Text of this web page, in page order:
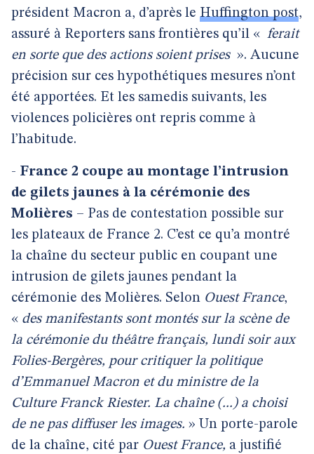
président Macron a, d’après le Huffington post,
assuré à Reporters sans frontières qu’il « ferait
en sorte que des actions soient prises ». Aucune
précision sur ces hypothétiques mesures n’ont
été apportées. Et les samedis suivants, les
violences policières ont repris comme à
l’habitude.
- France 2 coupe au montage l’intrusion
de gilets jaunes à la cérémonie des
Molières – Pas de contestation possible sur
les plateaux de France 2. C’est ce qu’a montré
la chaîne du secteur public en coupant une
intrusion de gilets jaunes pendant la
cérémonie des Molières. Selon Ouest France,
« des manifestants sont montés sur la scène de
la cérémonie du théâtre français, lundi soir aux
Folies-Bergères, pour critiquer la politique
d’Emmanuel Macron et du ministre de la
Culture Franck Riester. La chaîne (...) a choisi
de ne pas diffuser les images. » Un porte-parole
de la chaîne, cité par Ouest France, a justifié